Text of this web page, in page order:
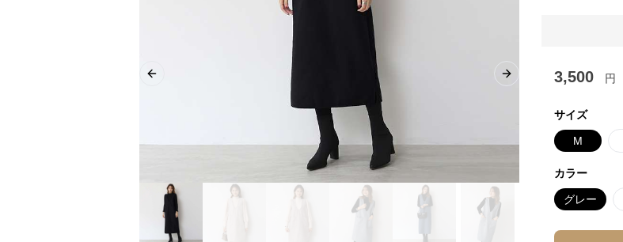
Previous slide Next slide3,500 円
サイズ
M
カラー
グレー